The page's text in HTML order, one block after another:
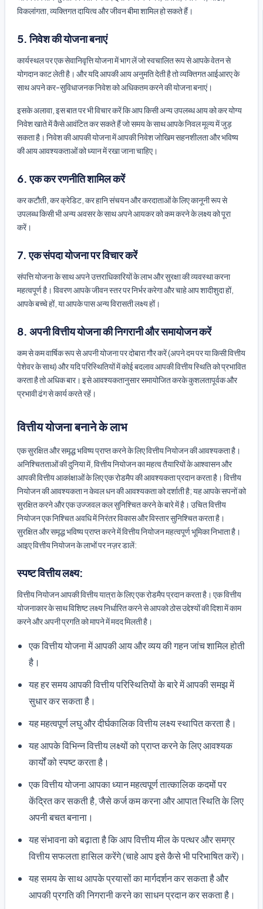
विकलांगता, व्यक्तिगत दायित्व और जीवन बीमा शामिल हो सकते हैं।
5. निवेश की योजना बनाएं
कार्यस्थल पर एक सेवानिवृत्ति योजना में भाग लें जो स्वचालित रूप से आपके वेतन से
योगदान काट लेती है। और यदि आपकी आय अनुमति देती है तो व्यक्तिगत आईआरए के
साथ अपने कर-सुविधाजनक निवेश को अधिकतम करने की योजना बनाएं।
इसके अलावा, इस बात पर भी विचार करें कि आप किसी अन्य उपलब्ध आय को कर योग्य
निवेश खाते में कैसे आवंटित कर सकते हैं जो समय के साथ आपके निवल मूल्य में जुड़
सकता है। निवेश की आपकी योजना में आपकी निवेश जोखिम सहनशीलता और भविष्य
की आय आवश्यकताओं को ध्यान में रखा जाना चाहिए।
6. एक कर रणनीति शामिल करें
कर कटौती, कर क्रेडिट, कर हानि संचयन और करदाताओं के लिए कानूनी रूप से
उपलब्ध किसी भी अन्य अवसर के साथ अपने आयकर को कम करने के लक्ष्य को पूरा
करें।
7. एक संपदा योजना पर विचार करें
संपत्ति योजना के साथ अपने उत्तराधिकारियों के लाभ और सुरक्षा की व्यवस्था करना
महत्वपूर्ण है। विवरण आपके जीवन स्तर पर निर्भर करेगा और चाहे आप शादीशुदा हों,
आपके बच्चे हों, या आपके पास अन्य विरासती लक्ष्य हों।
8. अपनी वित्तीय योजना की निगरानी और समायोजन करें
कम से कम वार्षिक रूप से अपनी योजना पर दोबारा गौर करें (अपने दम पर या किसी वित्तीय
पेशेवर के साथ) और यदि परिस्थितियों में कोई बदलाव आपकी वित्तीय स्थिति को प्रभावित
करता है तो अधिक बार। इसे आवश्यकतानुसार समायोजित करके कुशलतापूर्वक और
प्रभावी ढंग से कार्य करते रहें।
वित्तीय योजना बनाने के लाभ
एक सुरक्षित और समृद्ध भविष्य प्राप्त करने के लिए वित्तीय नियोजन की आवश्यकता है।
अनिश्चितताओं की दुनिया में, वित्तीय नियोजन का महत्व तैयारियों के आश्वासन और
आपकी वित्तीय आकांक्षाओं के लिए एक रोडमैप की आवश्यकता प्रदान करता है। वित्तीय
नियोजन की आवश्यकता न केवल धन की आवश्यकता को दर्शाती है; यह आपके सपनों को
सुरक्षित करने और एक उज्जवल कल सुनिश्चित करने के बारे में है। उचित वित्तीय
नियोजन एक निश्चित अवधि में निरंतर विकास और विस्तार सुनिश्चित करता है।
सुरक्षित और समृद्ध भविष्य प्राप्त करने में वित्तीय नियोजन महत्वपूर्ण भूमिका निभाता है।
आइए वित्तीय नियोजन के लाभों पर नज़र डालें:
स्पष्ट वित्तीय लक्ष्य:
वित्तीय नियोजन आपकी वित्तीय यात्रा के लिए एक रोडमैप प्रदान करता है। एक वित्तीय
योजनाकार के साथ विशिष्ट लक्ष्य निर्धारित करने से आपको ठोस उद्देश्यों की दिशा में काम
करने और अपनी प्रगति को मापने में मदद मिलती है।
एक वित्तीय योजना में आपकी आय और व्यय की गहन जांच शामिल होती
है।
यह हर समय आपकी वित्तीय परिस्थितियों के बारे में आपकी समझ में
सुधार कर सकता है।
यह महत्वपूर्ण लघु और दीर्घकालिक वित्तीय लक्ष्य स्थापित करता है।
यह आपके विभिन्न वित्तीय लक्ष्यों को प्राप्त करने के लिए आवश्यक
कार्यों को स्पष्ट करता है।
एक वित्तीय योजना आपका ध्यान महत्वपूर्ण तात्कालिक कदमों पर
केंद्रित कर सकती है, जैसे कर्ज कम करना और आपात स्थिति के लिए
अपनी बचत बनाना।
यह संभावना को बढ़ाता है कि आप वित्तीय मील के पत्थर और समग्र
वित्तीय सफलता हासिल करेंगे (चाहे आप इसे कैसे भी परिभाषित करें)।
यह समय के साथ आपके प्रयासों का मार्गदर्शन कर सकता है और
आपकी प्रगति की निगरानी करने का साधन प्रदान कर सकता है।